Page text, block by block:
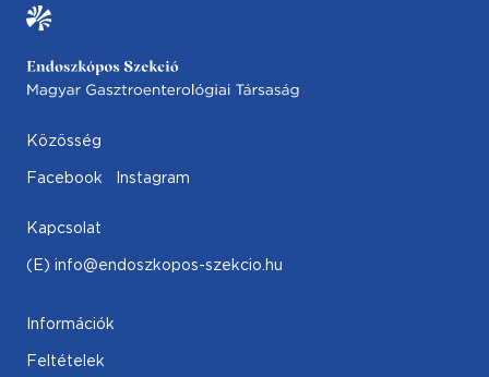
Közösség
Facebook Instagram
Kapcsolat
(E) info@endoszkopos-szekcio.hu
Információk
Feltételek